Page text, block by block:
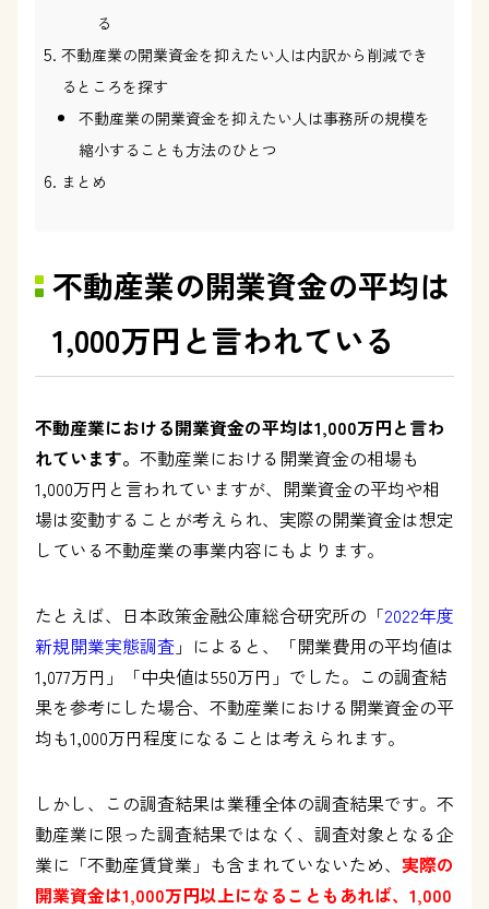
る
不動産業の開業資金を抑えたい人は内訳から削減でき
るところを探す
不動産業の開業資金を抑えたい人は事務所の規模を
縮小することも方法のひとつ
まとめ
不動産業の開業資金の平均は
1,000万円と言われている
不動産業における開業資金の平均は1,000万円と言わ
れています。 不動産業における開業資金の相場も
1,000万円と言われていますが、開業資金の平均や相
場は変動することが考えられ、実際の開業資金は想定
している不動産業の事業内容にもよります。
たとえば、日本政策金融公庫総合研究所の「2022年度
新規開業実態調査 」によると、「開業費用の平均値は
1,077万円」「中央値は550万円」でした。この調査結
果を参考にした場合、不動産業における開業資金の平
均も1,000万円程度になることは考えられます。
しかし、この調査結果は業種全体の調査結果です。不
動産業に限った調査結果ではなく、調査対象となる企
業に「不動産賃貸業」も含まれていないため、 実際の
開業資金は1,000万円以上になることもあれば、1,000